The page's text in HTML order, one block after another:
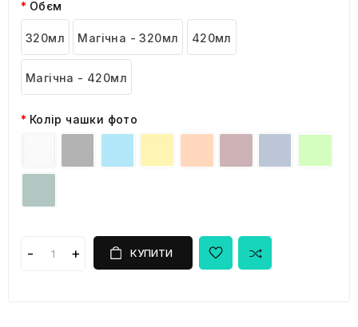
Обєм
320мл Магічна - 320мл 420мл
Магічна - 420мл
Колір чашки фото
КУПИТИ